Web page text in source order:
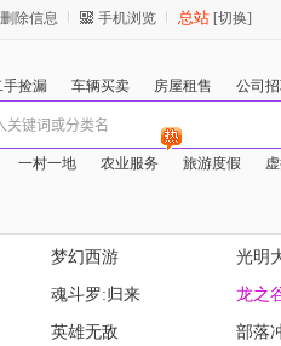
除信息 手机浏览 总站 [切换]
手捡漏 车辆买卖 房屋租售 公司
一村一地 农业服务 旅游度假
梦幻西游 光明
魂斗罗:归来 龙之
英雄无敌 部落